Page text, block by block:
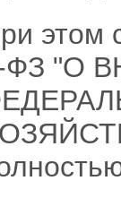
этом
ФЗ "О